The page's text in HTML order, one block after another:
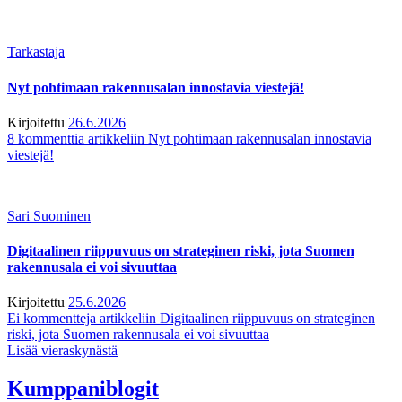
Tarkastaja
Nyt pohtimaan rakennusalan innostavia viestejä!
Kirjoitettu 26.6.2026
8 kommenttia artikkeliin Nyt pohtimaan rakennusalan innostavia
viestejä!
Sari Suominen
Digitaalinen riippuvuus on strateginen riski, jota Suomen
rakennusala ei voi sivuuttaa
Kirjoitettu 25.6.2026
Ei kommentteja artikkeliin Digitaalinen riippuvuus on strateginen
riski, jota Suomen rakennusala ei voi sivuuttaa
Lisää vieraskynästä
Kumppaniblogit